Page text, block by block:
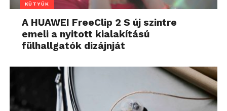
KÜTYÜK
A HUAWEI FreeClip 2 S új szintre
emeli a nyitott kialakítású
fülhallgatók dizájnját